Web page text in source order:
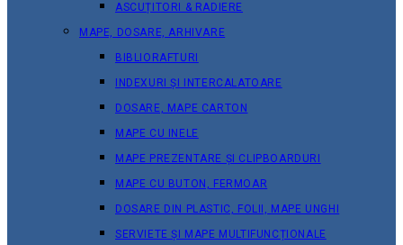
ASCUȚITORI & RADIERE
MAPE, DOSARE, ARHIVARE
BIBLIORAFTURI
INDEXURI ȘI INTERCALATOARE
DOSARE, MAPE CARTON
MAPE CU INELE
MAPE PREZENTARE ȘI CLIPBOARDURI
MAPE CU BUTON, FERMOAR
DOSARE DIN PLASTIC, FOLII, MAPE UNGHI
SERVIETE ȘI MAPE MULTIFUNCȚIONALE